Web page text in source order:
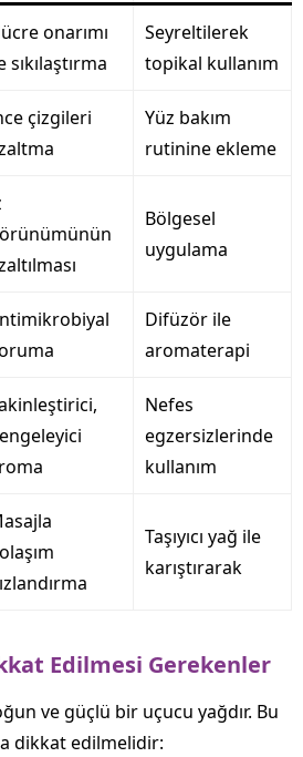
onarımı
sıkılaştırma
Seyreltilerek
topikal kullanım
çizgileri
Yüz bakım
rutinine ekleme
Bölgesel
uygulama
Difüzör ile
aromaterapi
Nefes
egzersizlerinde
kullanım
Taşıyıcı yağ ile
karıştırarak
Edilmesi Gerekenler
ve güçlü bir uçucu yağdır. Bu
dikkat edilmelidir: